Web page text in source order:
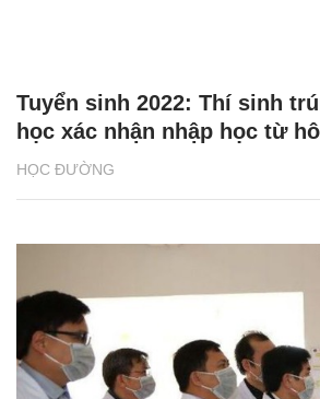
HỌC ĐƯỜNG
Tuyển sinh 2022: Thí sinh
học xác nhận nhập học từ